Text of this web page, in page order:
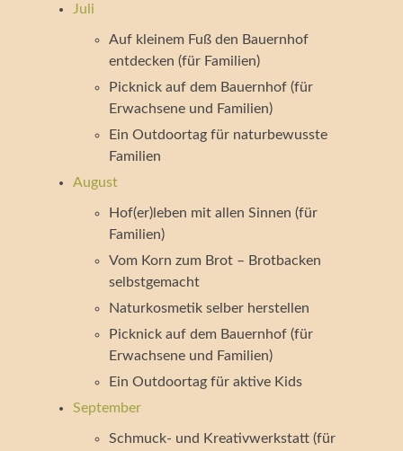
Juli
Auf kleinem Fuß den Bauernhof
entdecken (für Familien)
Picknick auf dem Bauernhof (für
Erwachsene und Familien)
Ein Outdoortag für naturbewusste
Familien
August
Hof(er)leben mit allen Sinnen (für
Familien)
Vom Korn zum Brot – Brotbacken
selbstgemacht
Naturkosmetik selber herstellen
Picknick auf dem Bauernhof (für
Erwachsene und Familien)
Ein Outdoortag für aktive Kids
September
Schmuck- und Kreativwerkstatt (für